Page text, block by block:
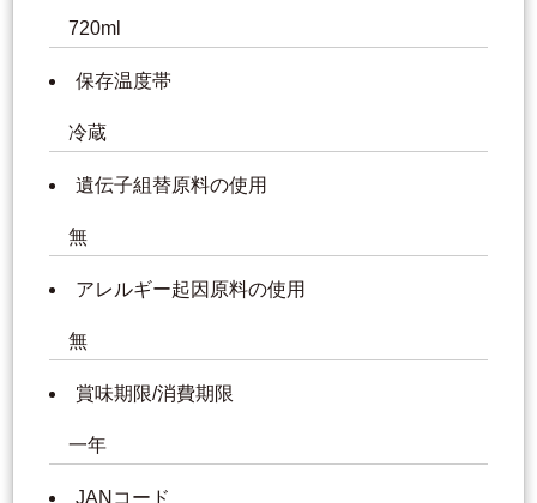
720ml
保存温度帯
冷蔵
遺伝子組替原料の使用
無
アレルギー起因原料の使用
無
賞味期限/消費期限
一年
JANコード